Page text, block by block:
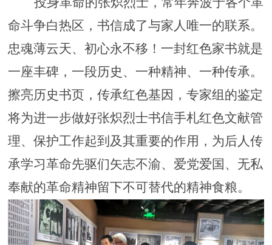
命斗争白热区，书信成了与家人唯一的联系。
忠魂薄云天、初心永不移！一封红色家书就是
一座丰碑，一段历史、一种精神、一种传承。
擦亮历史书页，传承红色基因，专家组的鉴定
将为进一步做好张炽烈士书信手札红色文献管
理、保护工作起到及其重要的作用，为后人传
承学习革命先驱们矢志不渝、爱党爱国、无私
奉献的革命精神留下不可替代的精神食粮。